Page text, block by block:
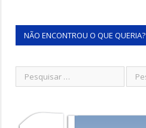
NÃO ENCONTROU O QUE QUERIA?